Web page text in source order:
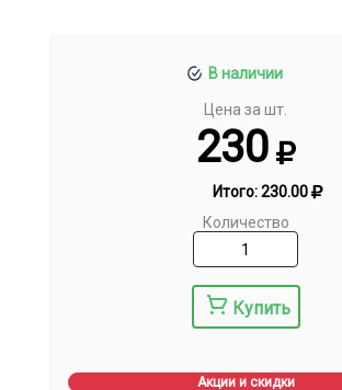
В наличии
Цена за шт.
230
Итого:230.00
Количество
Купить
Акции и скидки